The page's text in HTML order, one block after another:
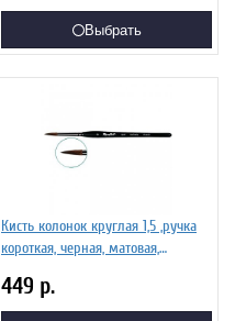
Выбрать
Кисть колонок круглая 1,5 ,ручка
короткая, черная, матовая,
449 р.